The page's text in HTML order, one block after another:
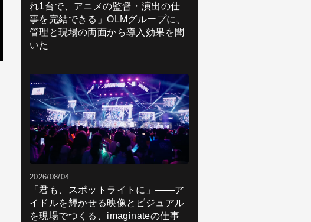
れ1台で、アニメの監督・演出の仕
事を完結できる」OLMグループに、
管理と現場の両面から導入効果を聞
いた
2026/08/04
「君も、スポットライトに」――ア
イドルを輝かせる映像とビジュアル
を現場でつくる、imaginateの仕事